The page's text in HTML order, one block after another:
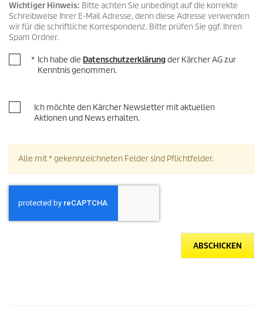
Wichtiger Hinweis: Bitte achten Sie unbedingt auf die korrekte
Schreibweise Ihrer E-Mail Adresse, denn diese Adresse verwenden
wir für die schriftliche Korrespondenz. Bitte prüfen Sie ggf. Ihren
Spam Ordner.
* Ich habe die Datenschutzerklärungder Kärcher AG zur
Kenntnis genommen.
Ich möchte den Kärcher Newsletter mit aktuellen
Aktionen und News erhalten.
Alle mit * gekennzeichneten Felder sind Pflichtfelder.
ABSCHICKEN